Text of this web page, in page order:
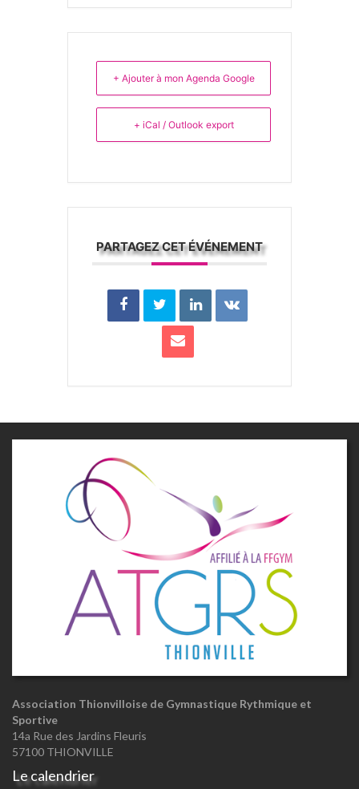
+ Ajouter à mon Agenda Google
+ iCal / Outlook export
PARTAGEZ CET ÉVÉNEMENT
Association Thionvilloise de Gymnastique Rythmique et
Sportive
14a Rue des Jardins Fleuris
57100 THIONVILLE
Le calendrier